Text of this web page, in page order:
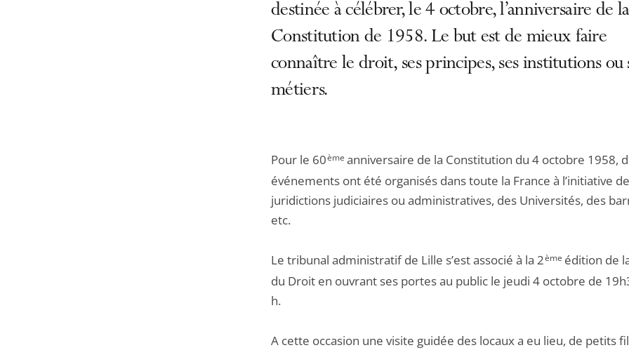
destinée à célébrer, le 4 octobre, l’anniversaire de la
Constitution de 1958. Le but est de mieux faire
connaître le droit, ses principes, ses institutions ou
métiers.
Pour le 60ème anniversaire de la Constitution du 4 octobre 1958,
événements ont été organisés dans toute la France à l’initiative
juridictions judiciaires ou administratives, des Universités, des
etc.
Le tribunal administratif de Lille s’est associé à la 2ème édition de
du Droit en ouvrant ses portes au public le jeudi 4 octobre de
h.
A cette occasion une visite guidée des locaux a eu lieu, de petits